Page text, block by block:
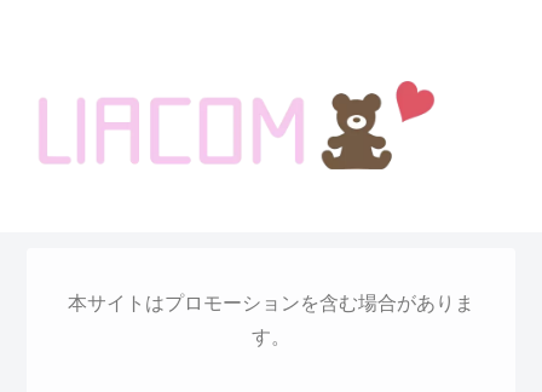
本サイトはプロモーションを含む場合がありま
す。